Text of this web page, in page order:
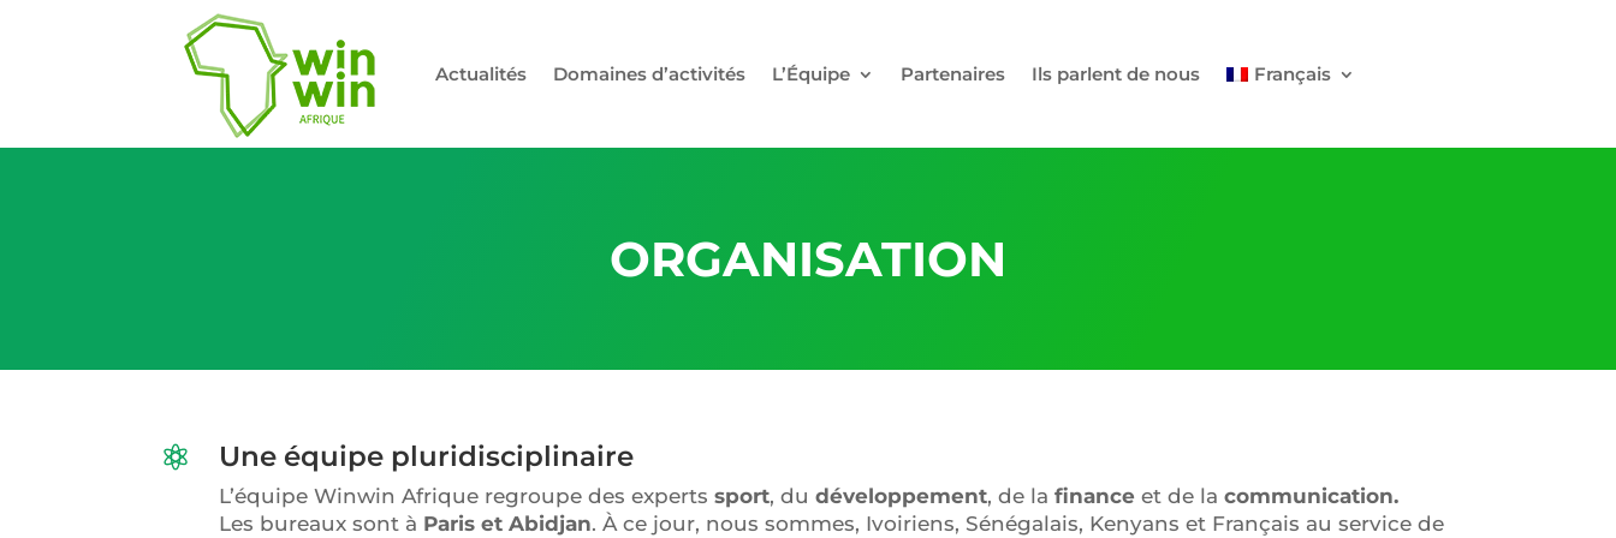
Actualités Domaines d’activités L’Équipe Partenaires Ils parlent de nous Français
ORGANISATION
 Une équipe pluridisciplinaire
L’équipe Winwin Afrique regroupe des experts sport, du développement, de la financeet de la communication.
Les bureaux sont à Paris et Abidjan. À ce jour, nous sommes, Ivoiriens, Sénégalais, Kenyans et Français au service de